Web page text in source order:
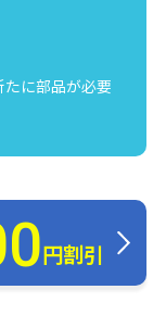
に部品が必要
円割引